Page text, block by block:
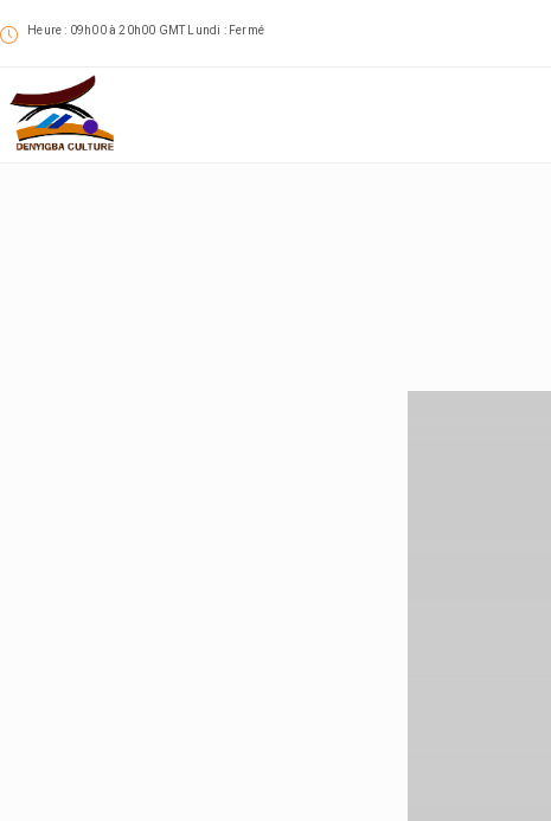
Heure : 09h00 à 20h00 GMT Lundi : Fermé